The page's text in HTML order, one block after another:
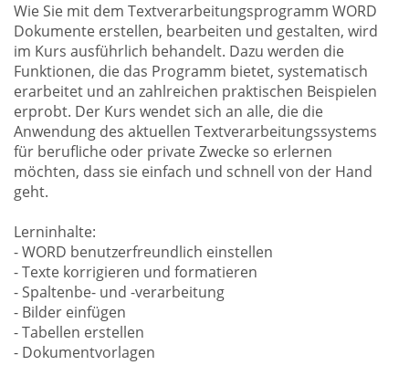
Wie Sie mit dem Textverarbeitungsprogramm WORD
Dokumente erstellen, bearbeiten und gestalten, wird
im Kurs ausführlich behandelt. Dazu werden die
Funktionen, die das Programm bietet, systematisch
erarbeitet und an zahlreichen praktischen Beispielen
erprobt. Der Kurs wendet sich an alle, die die
Anwendung des aktuellen Textverarbeitungssystems
für berufliche oder private Zwecke so erlernen
möchten, dass sie einfach und schnell von der Hand
geht.
Lerninhalte:
- WORD benutzerfreundlich einstellen
- Texte korrigieren und formatieren
- Spaltenbe- und -verarbeitung
- Bilder einfügen
- Tabellen erstellen
- Dokumentvorlagen